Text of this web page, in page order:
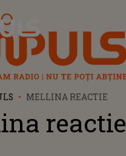
MELLINA REACTIE
reactie